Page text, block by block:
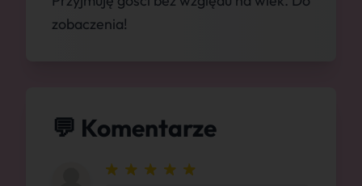
zobaczenia!
💬 Komentarze